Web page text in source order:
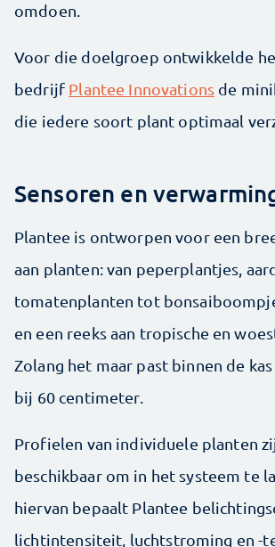
omdoen.
Voor die doelgroep ontwikkelde
bedrijf Plantee Innovations de
die iedere soort plant optimaal
Sensoren en
Plantee is ontworpen voor een
aan planten: van peperplantjes,
tomatenplanten tot
en een reeks aan tropische en
Zolang het maar past binnen de
bij 60 centimeter.
Profielen van individuele planten
beschikbaar om in het systeem te
hiervan bepaalt Plantee
lichtintensiteit, luchtstroming en -